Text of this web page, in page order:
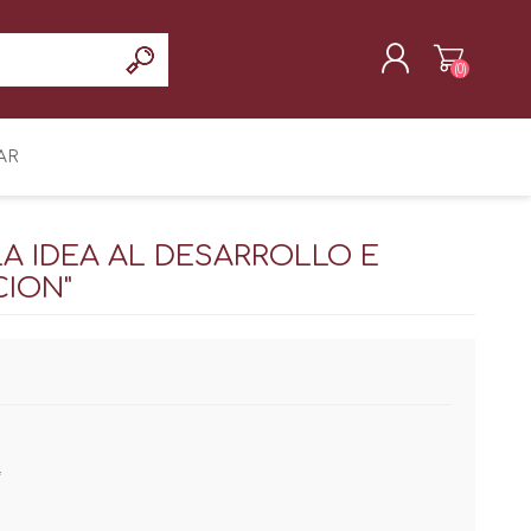
(0)
IDEA AL DESARROLLO E